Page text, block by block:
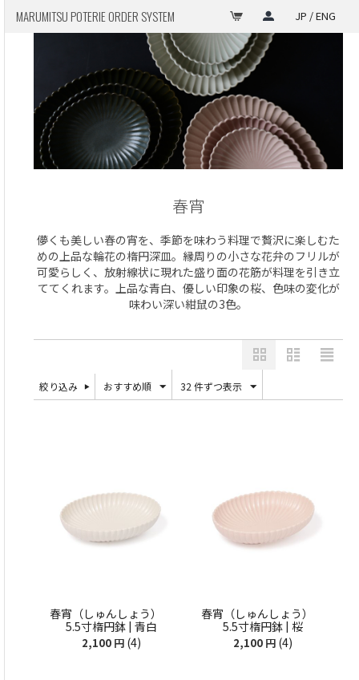
MARUMITSU POTERIE ORDER SYSTEM JP / ENG
春宵
儚くも美しい春の宵を、季節を味わう料理で贅沢に楽しむた
めの上品な輪花の楕円深皿。縁周りの小さな花弁のフリルが
可愛らしく、放射線状に現れた盛り面の花筋が料理を引き立
ててくれます。上品な青白、優しい印象の桜、色味の変化が
味わい深い紺鼠の3色。
絞り込み おすすめ順 32 件ずつ表示
春宵（しゅんしょう）
5.5寸楕円鉢 | 青白
2,100 円 (4)
春宵（しゅんしょう）
5.5寸楕円鉢 | 桜
2,100 円 (4)